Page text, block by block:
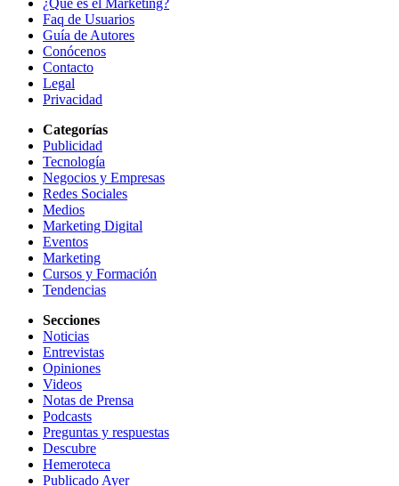
¿Qué es el Marketing?
Faq de Usuarios
Guía de Autores
Conócenos
Contacto
Legal
Privacidad
Categorías
Publicidad
Tecnología
Negocios y Empresas
Redes Sociales
Medios
Marketing Digital
Eventos
Marketing
Cursos y Formación
Tendencias
Secciones
Noticias
Entrevistas
Opiniones
Videos
Notas de Prensa
Podcasts
Preguntas y respuestas
Descubre
Hemeroteca
Publicado Ayer